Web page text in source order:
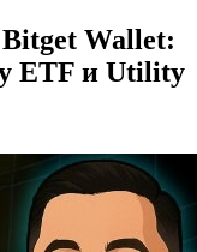
Wallet:
ETF и Utility